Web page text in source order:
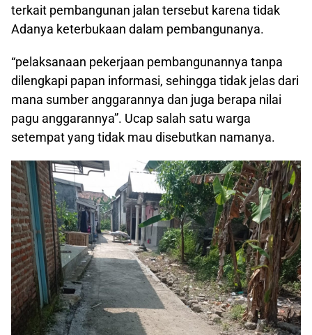
terkait pembangunan jalan tersebut karena tidak
Adanya keterbukaan dalam pembangunanya.
“pelaksanaan pekerjaan pembangunannya tanpa
dilengkapi papan informasi, sehingga tidak jelas dari
mana sumber anggarannya dan juga berapa nilai
pagu anggarannya”. Ucap salah satu warga
setempat yang tidak mau disebutkan namanya.